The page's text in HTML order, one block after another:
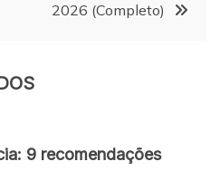
2026 (Completo)
9 recomendações